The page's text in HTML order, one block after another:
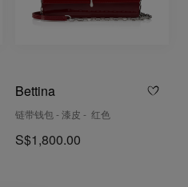
Bettina
链带钱包 - 漆皮 - 红色
S$1,800.00